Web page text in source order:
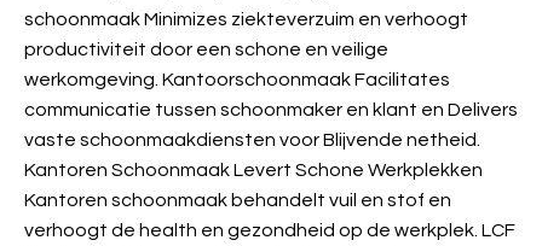
schoonmaak Minimizes ziekteverzuim en verhoogt
productiviteit door een schone en veilige
werkomgeving. Kantoorschoonmaak Facilitates
communicatie tussen schoonmaker en klant en Delivers
vaste schoonmaakdiensten voor Blijvende netheid.
Kantoren Schoonmaak Levert Schone Werkplekken
Kantoren schoonmaak behandelt vuil en stof en
verhoogt de health en gezondheid op de werkplek. LCF